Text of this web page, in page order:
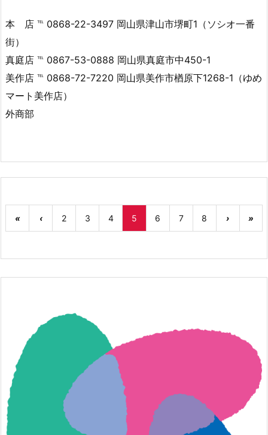
本 店 ℡ 0868-22-3497 岡山県津山市堺町1（ソシオ一番
街）
真庭店 ℡ 0867-53-0888 岡山県真庭市中450-1
美作店 ℡ 0868-72-7220 岡山県美作市楢原下1268-1（ゆめ
マート美作店）
外商部
« ‹ 2 3 4 5 6 7 8 › »